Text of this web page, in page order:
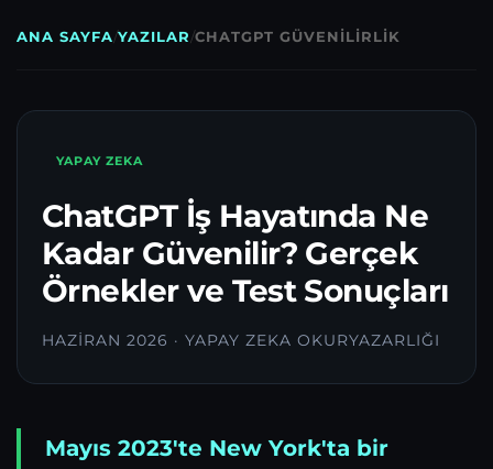
ANA SAYFA/YAZILAR/CHATGPT GÜVENILIRLIK
YAPAY ZEKA
ChatGPT İş Hayatında Ne
Kadar Güvenilir? Gerçek
Örnekler ve Test Sonuçları
HAZIRAN 2026 · YAPAY ZEKA OKURYAZARLIĞI
Mayıs 2023'te New York'ta bir